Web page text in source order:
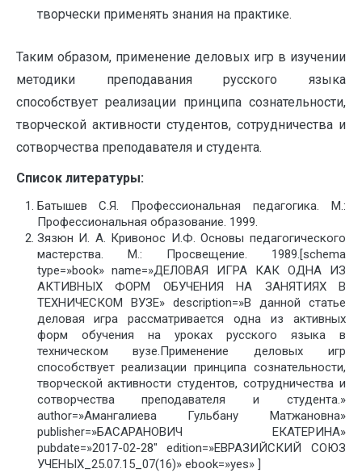
творчески применять знания на практике.
Таким образом, применение деловых игр в изучении
методики преподавания русского языка
способствует реализации принципа сознательности,
творческой активности студентов, сотрудничества и
сотворчества преподавателя и студента.
Список литературы:
Батышев С.Я. Профессиональная педагогика. М.:
Профессиональная образование. 1999.
Зязюн И. А. Кривонос И.Ф. Основы педагогического
мастерства. М.: Просвещение. 1989.[schema
type=»book» name=»ДЕЛОВАЯ ИГРА КАК ОДНА ИЗ
АКТИВНЫХ ФОРМ ОБУЧЕНИЯ НА ЗАНЯТИЯХ В
ТЕХНИЧЕСКОМ ВУЗЕ» description=»В данной статье
деловая игра рассматривается одна из активных
форм обучения на уроках русского языка в
техническом вузе.Применение деловых игр
способствует реализации принципа сознательности,
творческой активности студентов, сотрудничества и
сотворчества преподавателя и студента.»
author=»Амангалиева Гульбану Матжановна»
publisher=»БАСАРАНОВИЧ ЕКАТЕРИНА»
pubdate=»2017-02-28″ edition=»ЕВРАЗИЙСКИЙ СОЮЗ
УЧЕНЫХ_25.07.15_07(16)» ebook=»yes» ]